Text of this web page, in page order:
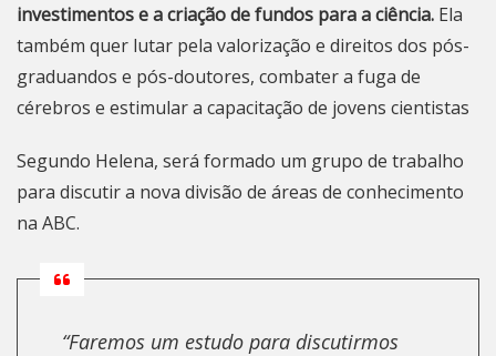
investimentos e a criação de fundos para a ciência. Ela
também quer lutar pela valorização e direitos dos pós-
graduandos e pós-doutores, combater a fuga de
cérebros e estimular a capacitação de jovens cientistas
Segundo Helena, será formado um grupo de trabalho
para discutir a nova divisão de áreas de conhecimento
na ABC.
“Faremos um estudo para discutirmos